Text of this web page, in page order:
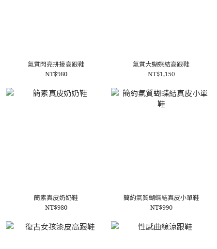
氣質閃亮拼接高跟鞋
NT$980
氣質大蝴蝶結高跟鞋
NT$1,150
簡素真皮奶奶鞋
NT$980
簡約氣質蝴蝶結真皮小單鞋
NT$990